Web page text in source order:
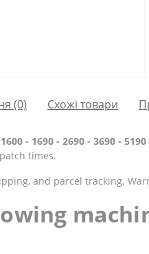
(0) Схожі товари
- 1690 - 2690 - 3690 - 5190
times.
and parcel tracking.